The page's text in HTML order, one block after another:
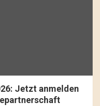
Jetzt anmelden